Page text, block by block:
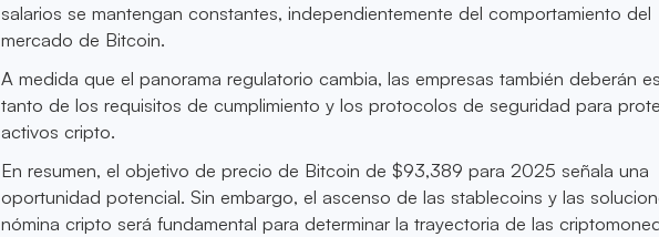
salarios se mantengan constantes, independientemente del comportamiento del
mercado de Bitcoin.
A medida que el panorama regulatorio cambia, las empresas también deberán
tanto de los requisitos de cumplimiento y los protocolos de seguridad para
activos cripto.
En resumen, el objetivo de precio de Bitcoin de $93,389 para 2025 señala una
oportunidad potencial. Sin embargo, el ascenso de las stablecoins y las
nómina cripto será fundamental para determinar la trayectoria de las